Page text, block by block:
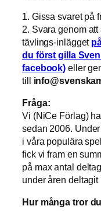
1. Gissa svaret på
2. Svara genom
tävlings-inlägget
du först gilla
facebook) eller
till
Fråga:
Vi (NiCe Förlag)
sedan 2006.
i våra populära
fick vi fram en
på max antal
under åren deltagit
Hur många tror